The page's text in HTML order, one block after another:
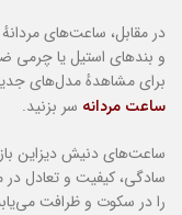
در مقابل، ساعت‌های
و بندهای استیل یا چرمی
برای مشاهدهٔ مدل‌های
ساعت مردانه سر بزنید.
ساعت‌های دنیش دیزاین
سادگی، کیفیت و تعادل در
را در سکوت و ظرافت